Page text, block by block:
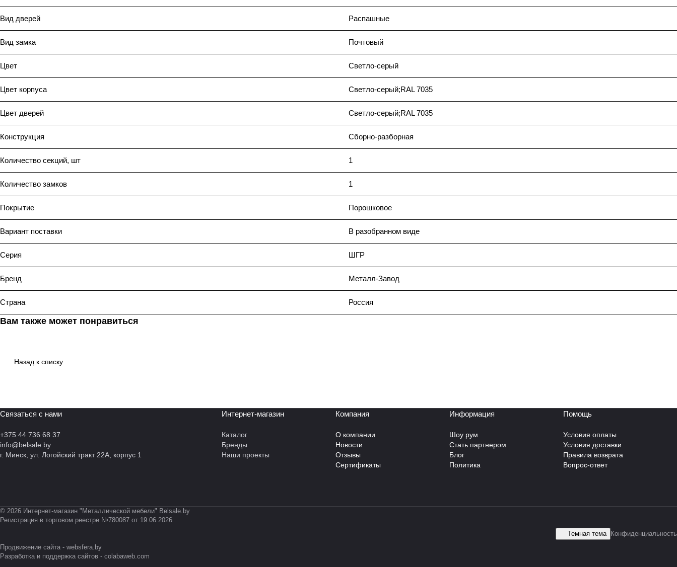
Вид дверей Распашные
Вид замка Почтовый
Цвет Светло-серый
Цвет корпуса Светло-серый;RAL 7035
Цвет дверей Светло-серый;RAL 7035
Конструкция Сборно-разборная
Количество секций, шт 1
Количество замков 1
Покрытие Порошковое
Вариант поставки В разобранном виде
Серия ШГР
Бренд Металл-Завод
Страна Россия
Вам также может понравиться
Назад к списку
Связаться с нами
+375 44 736 68 37
info@belsale.by
г. Минск, ул. Логойский тракт 22А, корпус 1
Интернет-магазин
Каталог
Бренды
Наши проекты
Компания
О компании
Новости
Отзывы
Сертификаты
Информация
Шоу рум
Стать партнером
Блог
Политика
Помощь
Условия оплаты
Условия доставки
Правила возврата
Вопрос-ответ
© 2026 Интернет-магазин "Металлической мебели" Belsale.by
Регистрация в торговом реестре №780087 от 19.06.2026
Продвижение сайта - websfera.by
Разработка и поддержка сайтов - colabaweb.com
Темная тема Конфиденциальность